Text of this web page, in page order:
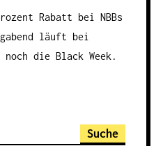
Rabatt bei NBBs
läuft bei
die Black Week.